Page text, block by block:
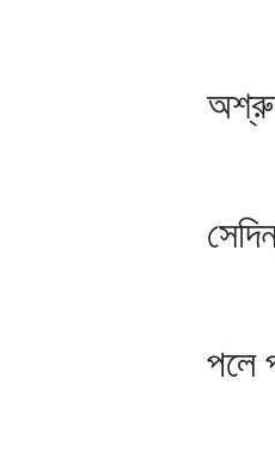
তারি
অশ্রুত সানাই
দুর্গম
সেদিন সে
বক্ষ
পলে পলে
পথ শেষ